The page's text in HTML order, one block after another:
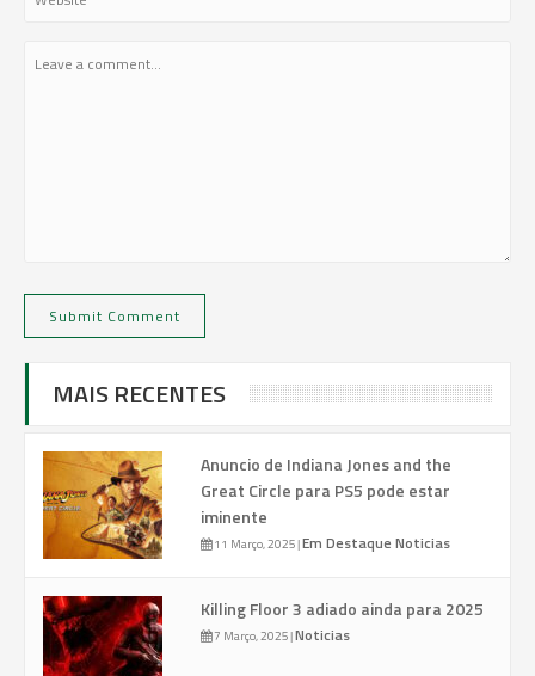
MAIS RECENTES
Anuncio de Indiana Jones and the
Great Circle para PS5 pode estar
iminente
11 Março, 2025|Em Destaque Noticias
Killing Floor 3 adiado ainda para 2025
7 Março, 2025|Noticias